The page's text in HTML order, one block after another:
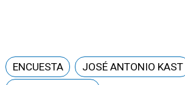
ENCUESTA
JOSÉ ANTONIO KAST